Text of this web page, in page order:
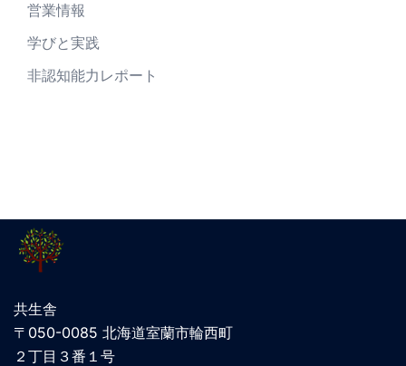
営業情報
学びと実践
非認知能力レポート
共生舎
〒050-0085 北海道室蘭市輪西町
２丁目３番１号